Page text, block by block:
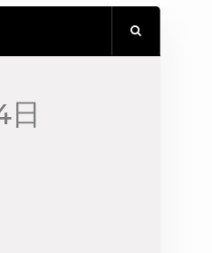
日